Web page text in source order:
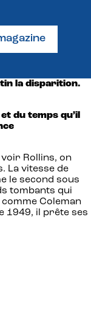
la disparition.
du temps qu’il
Rollins, on
La vitesse de
le second sous
tombants qui
Coleman
1949, il prête ses